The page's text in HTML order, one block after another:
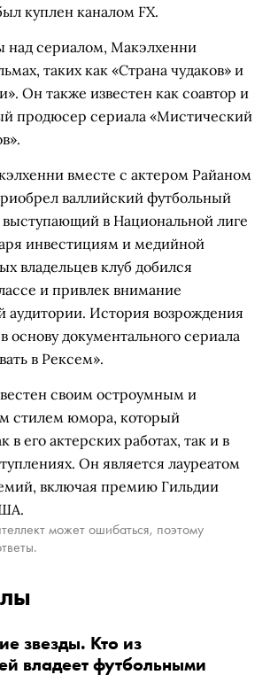
куплен каналом FX.
над сериалом, Макэлхенни
таких как «Страна чудаков» и
Он также известен как соавтор и
продюсер сериала «Мистический
вместе с актером Райаном
валлийский футбольный
выступающий в Национальной лиге
инвестициям и медийной
владельцев клуб добился
и привлек внимание
аудитории. История возрождения
основу документального сериала
в Рексем».
своим остроумным и
стилем юмора, который
в его актерских работах, так и в
Он является лауреатом
включая премию Гильдии
может ошибаться, поэтому
звезды. Кто из
владеет футбольными